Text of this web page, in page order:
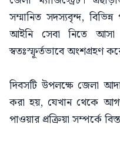
সম্মানিত সদস্যবৃন্দ,
আইনি সেবা নিতে
স্বতঃস্ফূর্তভাবে অংশগ্রহণ
দিবসটি উপলক্ষে জেলা
করা হয়, যেখান থেকে
পাওয়ার প্রক্রিয়া সম্পর্কে